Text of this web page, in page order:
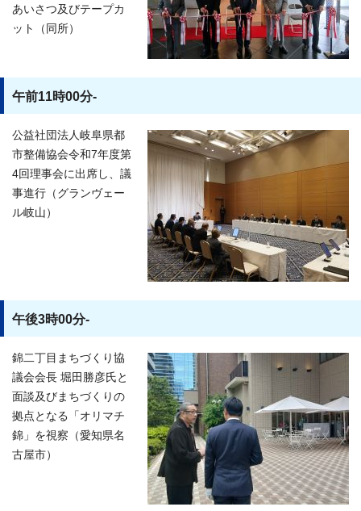
あいさつ及びテープカ
ット（同所）
午前11時00分-
公益社団法人岐阜県都
市整備協会令和7年度第
4回理事会に出席し、議
事進行（グランヴェー
ル岐山）
午後3時00分-
錦二丁目まちづくり協
議会会長 堀田勝彦氏と
面談及びまちづくりの
拠点となる「オリマチ
錦」を視察（愛知県名
古屋市）